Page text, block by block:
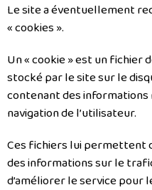
Le site a éventuellement
« cookies ».
Un « cookie » est un fichier
stocké par le site sur le
contenant des
navigation de l’utilisateur.
Ces fichiers lui permettent
des informations sur le
d’améliorer le service pour